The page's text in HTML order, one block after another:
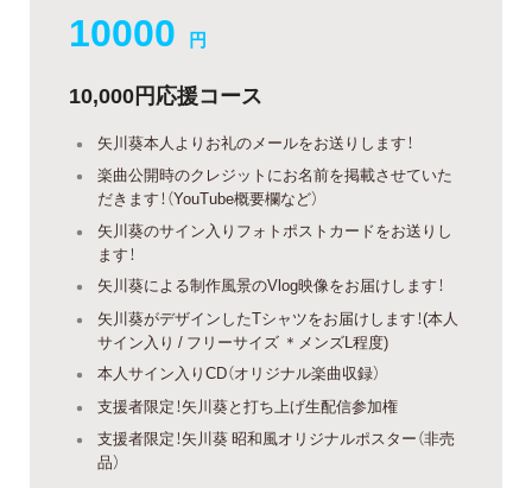
10000 円
10,000円応援コース
矢川葵本人よりお礼のメールをお送りします！
楽曲公開時のクレジットにお名前を掲載させていた
だきます！（YouTube概要欄など）
矢川葵のサイン入りフォトポストカードをお送りし
ます！
矢川葵による制作風景のVlog映像をお届けします！
矢川葵がデザインしたTシャツをお届けします！(本人
サイン入り / フリーサイズ ＊メンズL程度)
本人サイン入りCD（オリジナル楽曲収録）
支援者限定！矢川葵と打ち上げ生配信参加権
支援者限定！矢川葵 昭和風オリジナルポスター（非売
品）